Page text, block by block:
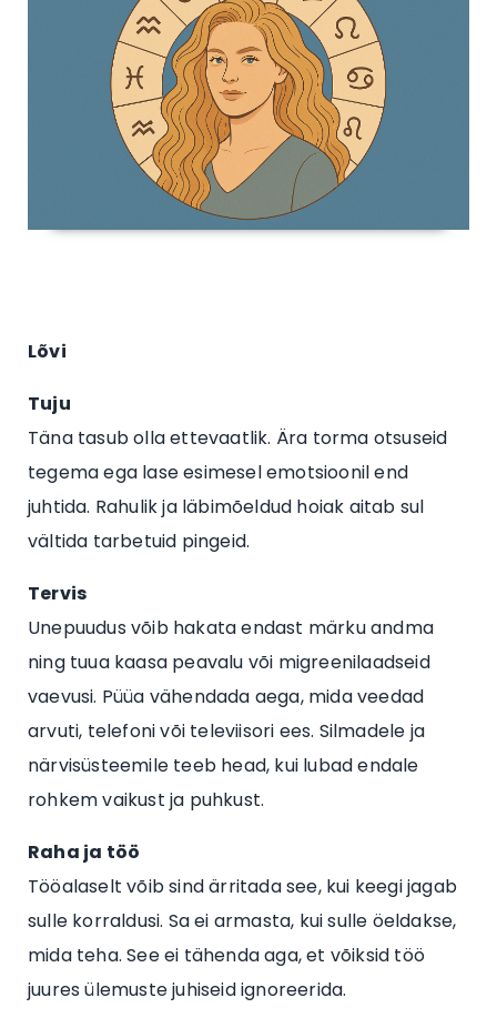
Lõvi
Tuju
Täna tasub olla ettevaatlik. Ära torma otsuseid
tegema ega lase esimesel emotsioonil end
juhtida. Rahulik ja läbimõeldud hoiak aitab sul
vältida tarbetuid pingeid.
Tervis
Unepuudus võib hakata endast märku andma
ning tuua kaasa peavalu või migreenilaadseid
vaevusi. Püüa vähendada aega, mida veedad
arvuti, telefoni või televiisori ees. Silmadele ja
närvisüsteemile teeb head, kui lubad endale
rohkem vaikust ja puhkust.
Raha ja töö
Tööalaselt võib sind ärritada see, kui keegi jagab
sulle korraldusi. Sa ei armasta, kui sulle öeldakse,
mida teha. See ei tähenda aga, et võiksid töö
juures ülemuste juhiseid ignoreerida.